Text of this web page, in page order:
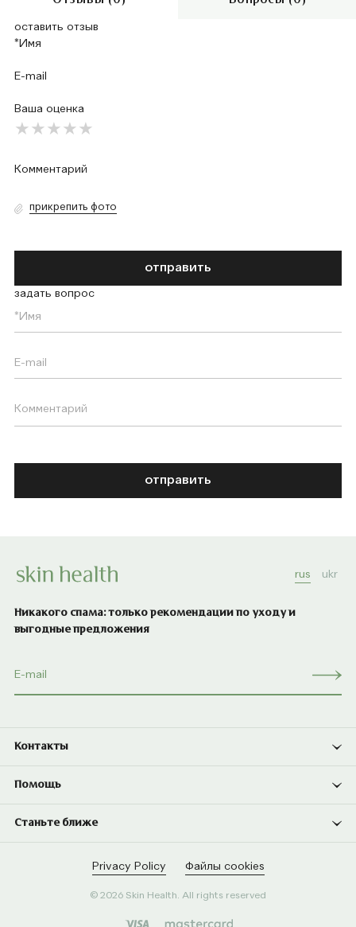
оставить отзыв
Ваша оценка
прикрепить фото
отправить
задать вопрос
отправить
rus ukr
Никакого спама: только рекомендации по уходу и
выгодные предложения
Контакты
Помощь
Станьте ближе
Privacy Policy Файлы cookies
© 2026 Skin Health. All rights reserved